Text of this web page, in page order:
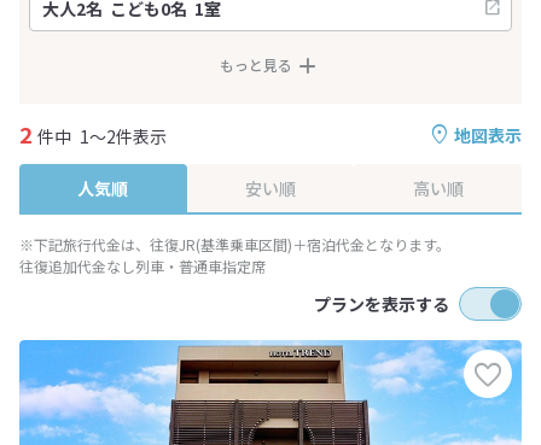
もっと見る
地図表示
2 件中 1～2件表示
人気順 安い順 高い順
※下記旅行代金は、往復JR(基準乗車区間)＋宿泊代金となります。
往復追加代金なし列車・普通車指定席
プランを表示する